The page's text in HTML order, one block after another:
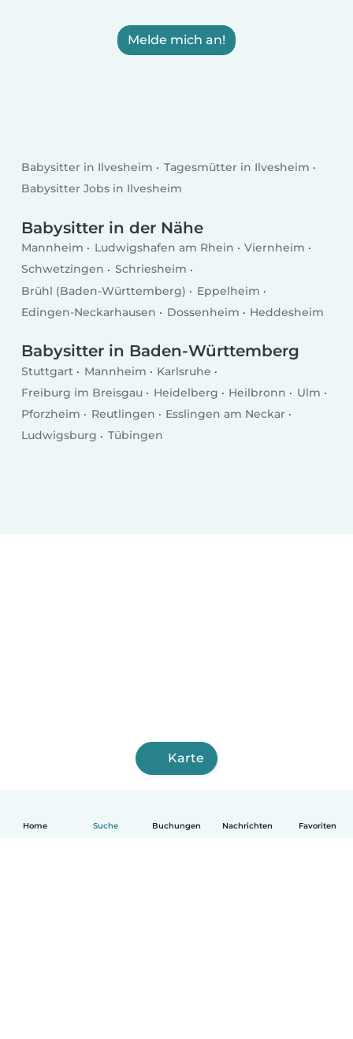
Home Suche Buchungen Nachrichten Favoriten
Melde mich an!
Babysitter in Ilvesheim
Tagesmütter in Ilvesheim
Babysitter Jobs in Ilvesheim
Babysitter in der Nähe
Mannheim Ludwigshafen am Rhein
Viernheim
Schwetzingen
Schriesheim
Brühl (Baden-Württemberg)
Eppelheim
Edingen-Neckarhausen
Dossenheim Heddesheim
Babysitter in Baden-Württemberg
Stuttgart Mannheim
Karlsruhe
Freiburg im Breisgau
Heidelberg Heilbronn
Ulm
Pforzheim
Reutlingen
Esslingen am Neckar
Ludwigsburg
Tübingen
Karte